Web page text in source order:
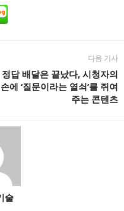
다음 기사
정답 배달은 끝났다, 시청자의
손에 ‘질문이라는 열쇠’를 쥐여
주는 콘텐츠
술